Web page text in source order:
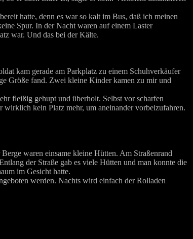
hatte, denn es war so kalt im Bus, daß ich meinen
Spur. In der Nacht waren auf einem Laster
war. Und das bei der Kälte.
kam gerade am Parkplatz zu einem Schuhverkäufer
Größe fand. Zwei kleine Kinder kamen zu mir und
fleißig gehupt und überholt. Selbst vor scharfen
kein Platz mehr, um aneinander vorbeizufahren.
waren einsame kleine Hütten. Am Straßenrand
der Straße gab es viele Hütten und man konnte die
im Gesicht hatte.
werden. Nachts wird einfach der Rolladen